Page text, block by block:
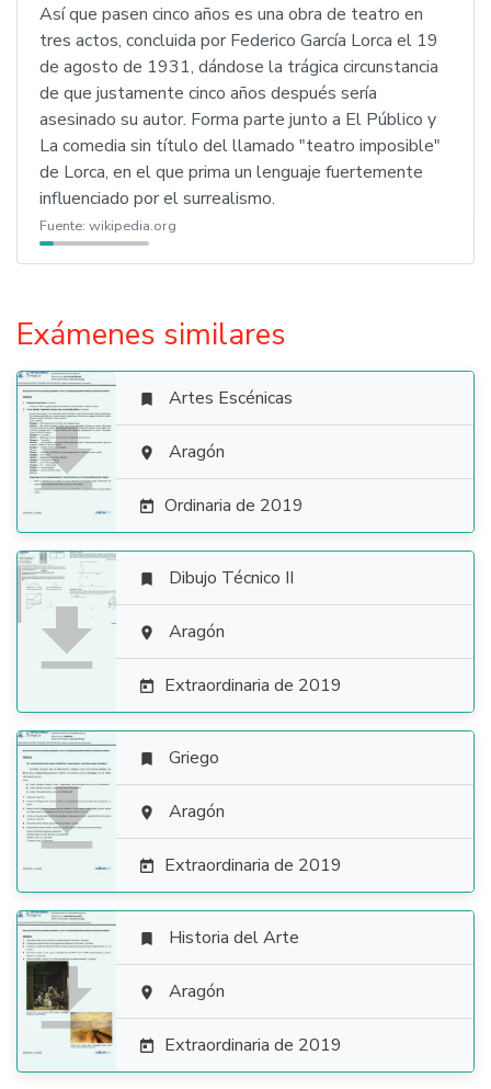
Así que pasen cinco años es una obra de teatro en
tres actos, concluida por Federico García Lorca el 19
de agosto de 1931, dándose la trágica circunstancia
de que justamente cinco años después sería
asesinado su autor. Forma parte junto a El Público y
La comedia sin título del llamado "teatro imposible"
de Lorca, en el que prima un lenguaje fuertemente
influenciado por el surrealismo.
Fuente: wikipedia.org
Exámenes similares

 Artes Escénicas
 Aragón
 Ordinaria de 2019

 Dibujo Técnico II
 Aragón
 Extraordinaria de 2019

 Griego
 Aragón
 Extraordinaria de 2019

 Historia del Arte
 Aragón
 Extraordinaria de 2019